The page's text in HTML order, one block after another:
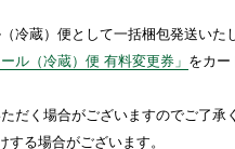
冷蔵）便として一括梱包発送いた
ール（冷蔵）便 有料変更券」 をカー
だく場合がございますのでご了承
る場合がございます。